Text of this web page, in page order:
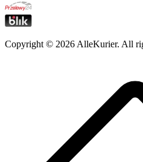
Copyright © 2026 AlleKurier. All